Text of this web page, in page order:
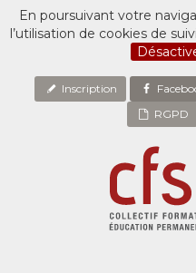
En poursuivant votre
l’utilisation de cookies de
Inscription
RGPD